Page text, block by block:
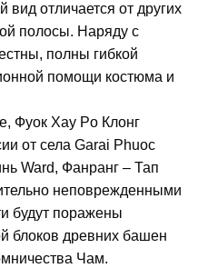
вид отличается от других
полосы. Наряду с
полны гибкой
помощи костюма и
Фуок Хау Po Клонг
от села Garai Phuoc
Ward, Фанранг – Тап
неповрежденными
будут поражены
блоков древних башен
Чам.